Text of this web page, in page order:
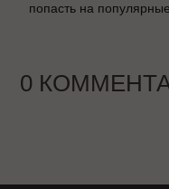
попасть на
0